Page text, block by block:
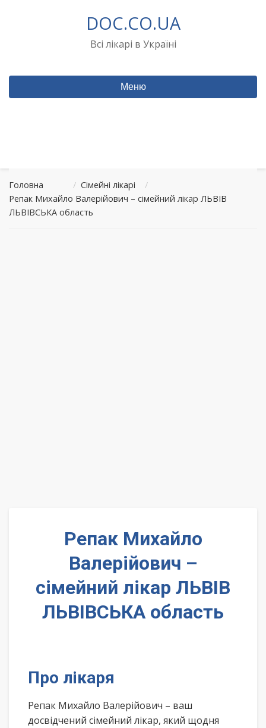
DOC.CO.UA
Всі лікарі в Україні
Меню
Головна / Сімейні лікарі
/
Репак Михайло Валерійович – сімейний лікар ЛЬВІВ
ЛЬВІВСЬКА область
Репак Михайло
Валерійович –
сімейний лікар ЛЬВІВ
ЛЬВІВСЬКА область
Про лікаря
Репак Михайло Валерійович – ваш
досвідчений сімейний лікар, який щодня